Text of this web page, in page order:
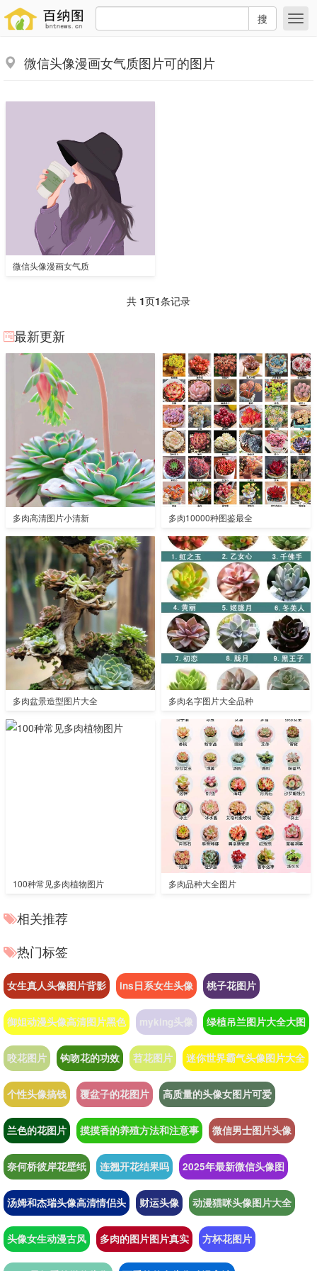
搜
微信头像漫画女气质图片可的图片
微信头像漫画女气质
共 1页1条记录
最新更新
多肉高清图片小清新 多肉10000种图鉴最全
多肉盆景造型图片大全 多肉名字图片大全品种
100种常见多肉植物图片 多肉品种大全图片
相关推荐
热门标签
女生真人头像图片背影 ins日系女生头像 桃子花图片
御姐动漫头像高清图片黑色 myking头像 绿植吊兰图片大全大图
咬花图片 钩吻花的功效 苕花图片 迷你世界霸气头像图片大全
个性头像搞钱 覆盆子的花图片 高质量的头像女图片可爱
兰色的花图片 摸摸香的养殖方法和注意事 微信男士图片头像
奈何桥彼岸花壁纸 连翘开花结果吗 2025年最新微信头像图
汤姆和杰瑞头像高清情侣头 财运头像 动漫猫咪头像图片大全
头像女生动漫古风 多肉的图片图片真实 方杯花图片